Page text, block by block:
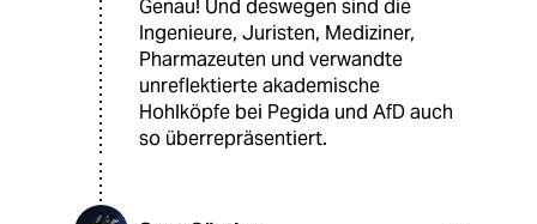
Genau! Und deswegen sind die
Ingenieure, Juristen, Mediziner,
Pharmazeuten und verwandte
unreflektierte akademische
Hohlköpfe bei Pegida und AfD auch
so überrepräsentiert.